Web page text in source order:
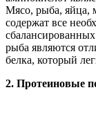
Мясо, рыба, яйца,
содержат все
рыба являются
белка, который
2. Протеиновые